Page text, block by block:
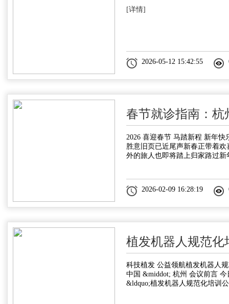
[详情]
2026-05-12 15:42:55
春节就诊指南：杭
2026 喜迎春节 马踏新程 新年快
胜意旧页已近尾声新春正带着欢
外的旅人也即将踏上归家路过新
2026-02-09 16:28:19
植发机器人规范化
科技植发 公益领航植发机器人
中国 &middot; 杭州 会议前言 今
&ldquo;植发机器人规范化培训公